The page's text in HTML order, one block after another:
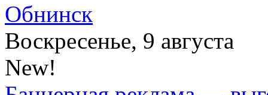
Обнинск
Воскресенье, 9 августа
New!